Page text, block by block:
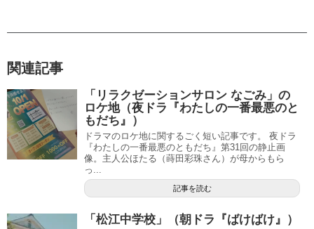
関連記事
「リラクゼーションサロン なごみ」の
ロケ地（夜ドラ『わたしの一番最悪のと
もだち』）
ドラマのロケ地に関するごく短い記事です。 夜ドラ
『わたしの一番最悪のともだち』第31回の静止画
像。主人公ほたる（蒔田彩珠さん）が母からもら
っ...
記事を読む
「松江中学校」（朝ドラ『ばけばけ』）